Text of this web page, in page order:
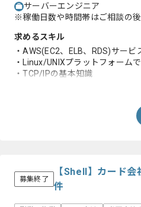
サーバーエンジニア
※稼働日数や時間帯はご相談の後
求めるスキル
・AWS(EC2、ELB、RDS)サー
・Linux/UNIXプラットフォーム
・TCP/IPの基本知識
募集終了
【Shell】カード会
件